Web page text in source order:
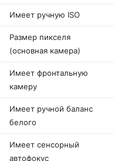
Имеет ручную ISO
Размер пикселя
(основная камера)
Имеет фронтальную
камеру
Имеет ручной баланс
белого
Имеет сенсорный
автофокус